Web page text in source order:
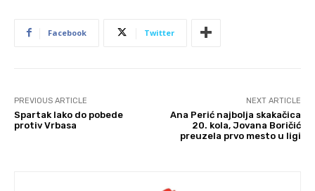
Facebook Twitter
PREVIOUS ARTICLE
Spartak lako do pobede
protiv Vrbasa
NEXT ARTICLE
Ana Perić najbolja skakačica
20. kola, Jovana Boričić
preuzela prvo mesto u ligi